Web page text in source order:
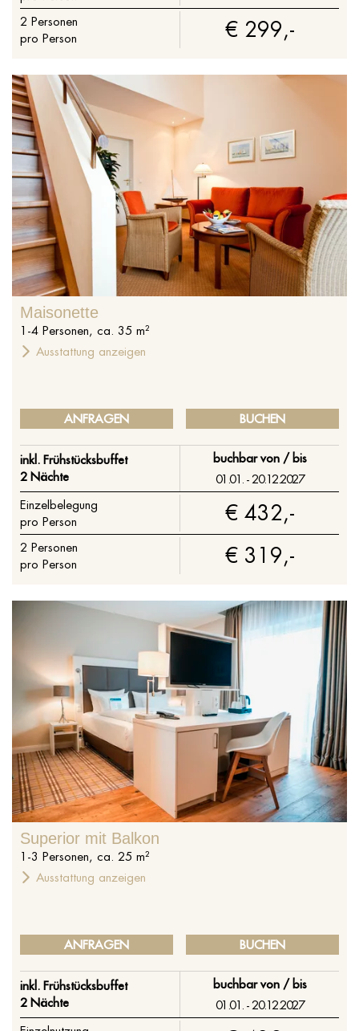
2 Personen
pro Person
€ 299,-
Maisonette
1 -4 Personen, ca. 35 m²
Ausstattung anzeigen
ANFRAGEN BUCHEN
inkl. Frühstücksbuffet
2 Nächte
buchbar von / bis
01.01. - 20.12.2027
Einzelbelegung
pro Person
€ 432,-
2 Personen
pro Person
€ 319,-
Superior mit Balkon
1 -3 Personen, ca. 25 m²
Ausstattung anzeigen
ANFRAGEN BUCHEN
inkl. Frühstücksbuffet
2 Nächte
buchbar von / bis
01.01. - 20.12.2027